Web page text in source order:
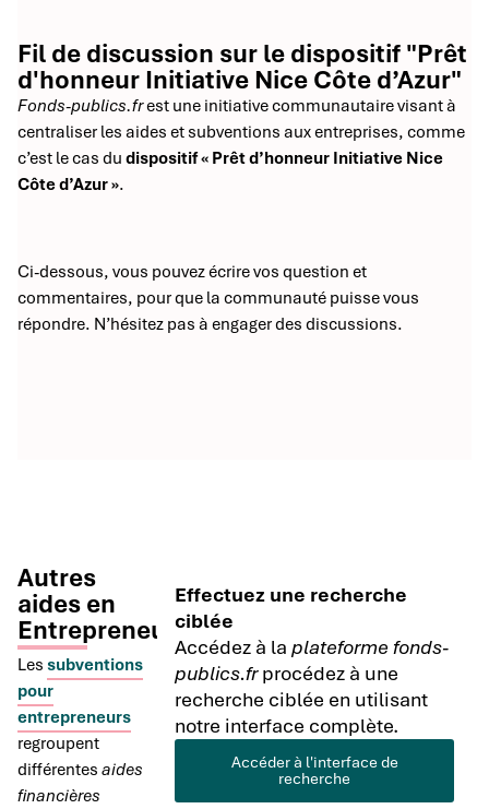
Fil de discussion sur le dispositif "Prêt
d'honneur Initiative Nice Côte d’Azur"
Fonds-publics.frest une initiative communautaire visant à
centraliser les aides et subventions aux entreprises, comme
c’est le cas du dispositif « Prêt d’honneur Initiative Nice
Côte d’Azur ».
Ci-dessous, vous pouvez écrire vos question et
commentaires, pour que la communauté puisse vous
répondre. N’hésitez pas à engager des discussions.
Autres
aides en
Entrepreneuriat
Les subventions
pour
entrepreneurs
regroupent
différentes aides
financières
Effectuez une recherche
ciblée
Accédez à laplateforme fonds-
publics.frprocédez à une
recherche ciblée en utilisant
notre interface complète.
Accéder à l'interface de
recherche